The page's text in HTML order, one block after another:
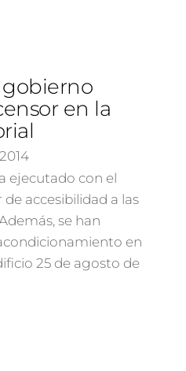
en la
ejecutado con el
accesibilidad a las
se han
en
25 de agosto de